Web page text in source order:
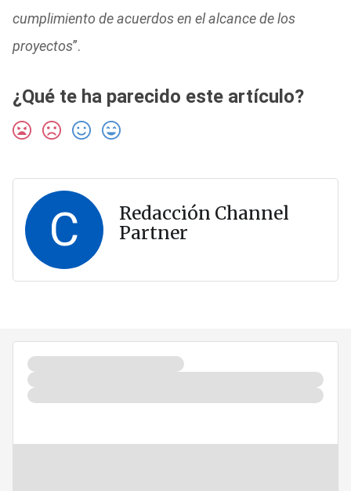
cumplimiento de acuerdos en el alcance de los
proyectos”.
¿Qué te ha parecido este artículo?
C
Redacción Channel
Partner